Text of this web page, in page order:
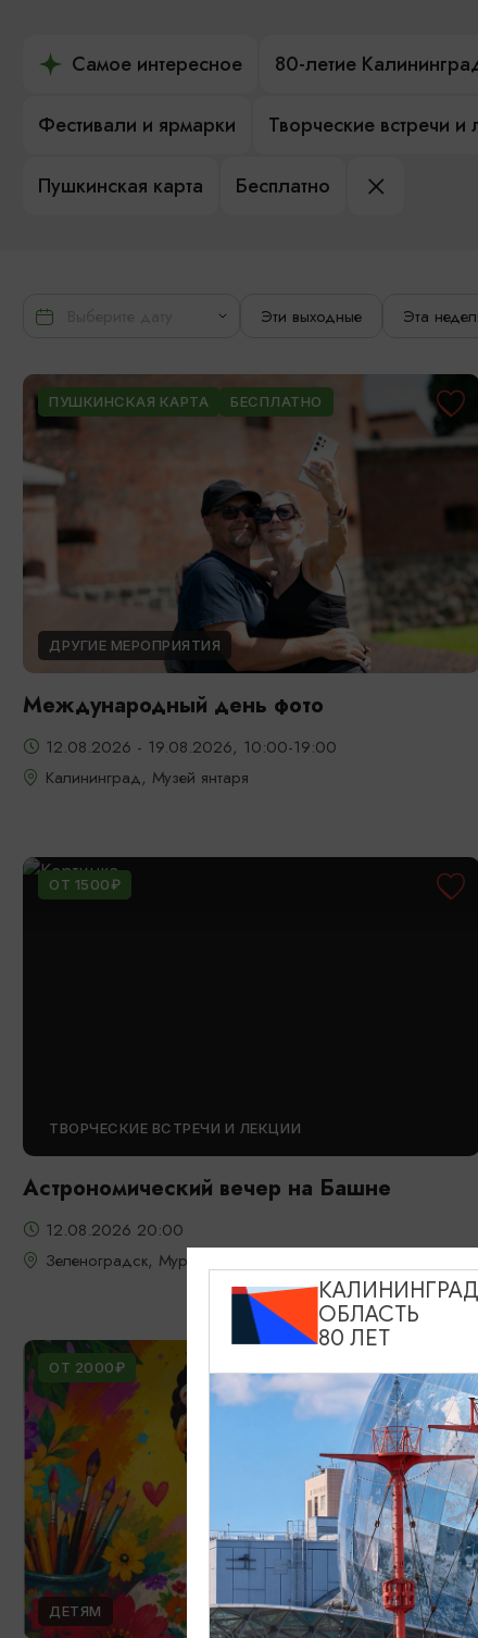
Самое интересное 80-летие
Фестивали и ярмарки Творческие встречи и
Пушкинская карта Бесплатно
Эти выходные Эта
ПУШКИНСКАЯ КАРТА БЕСПЛАТНО
ДРУГИЕ МЕРОПРИЯТИЯ
Международный день фото
12.08.2026 - 19.08.2026, 10:00-19:00
Калининград, Музей янтаря
ОТ 1500₽
ТВОРЧЕСКИЕ ВСТРЕЧИ И ЛЕКЦИИ
Астрономический вечер на Башне
12.08.2026 20:00
Зеленоградск, Мурариум
ОТ 2000₽
ДЕТЯМ
ОБЛАСТЬ
80 ЛЕТ